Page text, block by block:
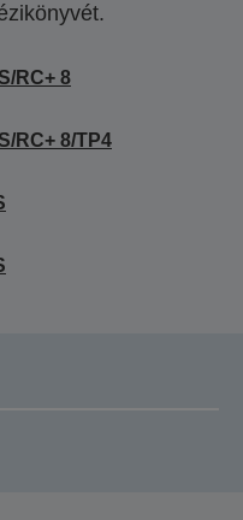
RC+ 8
RC+ 8/TP4